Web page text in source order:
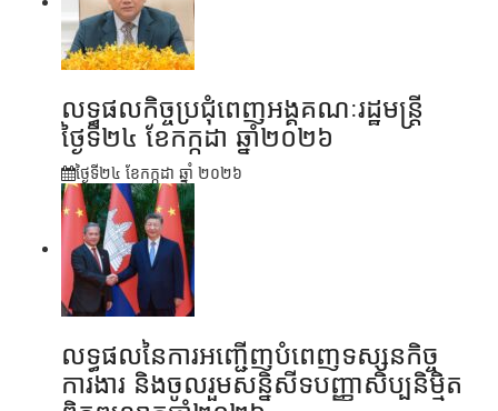
លទ្ធផលកិច្ចប្រជុំពេញអង្គគណៈរដ្ឋមន្រ្តី
ថ្ងៃទី២៤ ខែកក្កដា ឆ្នាំ២០២៦
ថ្ងៃទី២៤ ខែ​កក្កដា ឆ្នាំ ២០២៦
លទ្ធផលនៃការអញ្ជើញបំពេញទស្សនកិច្ច
ការងារ និងចូលរួមសន្និសីទបញ្ញាសិប្បនិម្មិត